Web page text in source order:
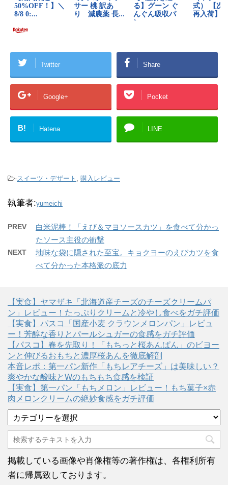
Twitter Share
Google+ Pocket
B! Hatena LINE
-スイーツ・デザート , 購入レビュー
執筆者:yumeichi
PREV
白米泥棒！「えび＆マヨソースカツ」を食べて分かっ
たソース主役の衝撃
NEXT
地味な袋に隠された至宝。キョクヨーのえびカツを食
べて分かった本格派の底力
【実食】ヤマザキ「北海道産チーズのチーズクリームパ
ン」レビュー！たっぷりクリームと冷やし食べをガチ評価
【実食】パスコ「国産小麦 クラウンメロンパン」レビュ
ー！芳醇な香りとパールシュガーの食感をガチ評価
【パスコ】春を先取り！「もちっと桜あんぱん」のビヨー
ンと伸びるおもちと濃厚桜あんを徹底解剖
本音レポ：第一パン新作「もちレアチーズ」は美味しい？
爽やかな酸味とWのもちもち食感を検証
【実食】第一パン「もちメロン」レビュー！もち菓子×赤
肉メロンクリームの絶妙食感をガチ評価
テ
ゴ
リ
ー
掲載している画像や肖像権等の著作権は、各権利所有
者に帰属致しております。